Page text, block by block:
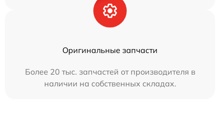
Оригинальные запчасти
Более 20 тыс. запчастей от производителя в
наличии на собственных складах.